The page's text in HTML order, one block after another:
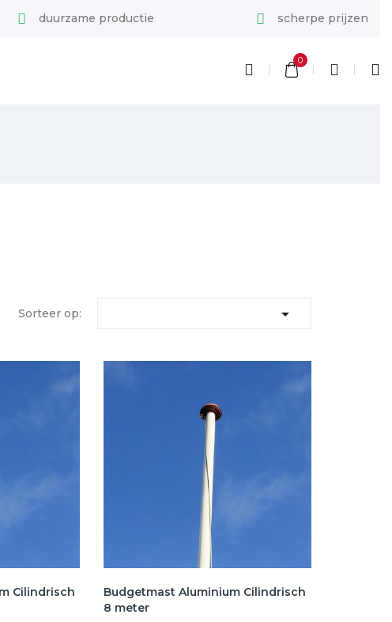
duurzame productie scherpe prijzen
0
Sorteer op: 
Cilindrisch
Budgetmast Aluminium Cilindrisch
8 meter